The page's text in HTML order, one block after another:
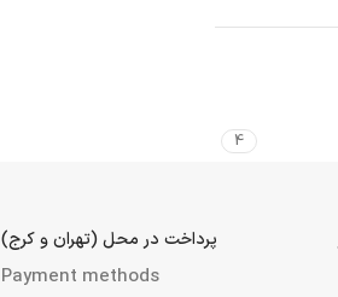
4
پرداخت در محل (تهران و کرج)
Payment methods